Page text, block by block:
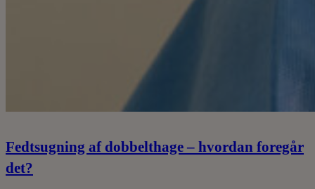
Fedtsugning af dobbelthage – hvordan foregår
det?